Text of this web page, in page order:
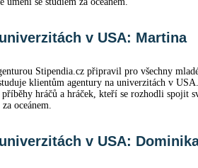
v USA: Martina
Stipendia.cz připravil pro všechny
klientům agentury na univerzitách v USA.
příběhy hráčů a hráček, kteří se rozhodli spojit
oceánem.
v USA: